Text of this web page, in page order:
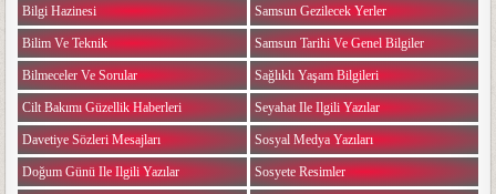
Bilgi Hazinesi
Bilim Ve Teknik
Bilmeceler Ve Sorular
Cilt Bakımı Güzellik Haberleri
Davetiye Sözleri Mesajları
Doğum Günü Ile Ilgili Yazılar
Samsun Gezilecek Yerler
Samsun Tarihi Ve Genel Bilgiler
Sağlıklı Yaşam Bilgileri
Seyahat Ile Ilgili Yazılar
Sosyal Medya Yazıları
Sosyete Resimler